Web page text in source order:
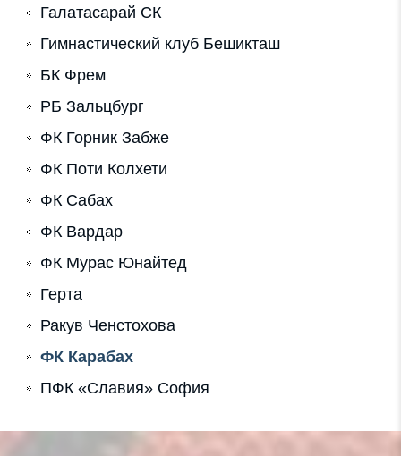
Галатасарай СК
Гимнастический клуб Бешикташ
БК Фрем
РБ Зальцбург
ФК Горник Забже
ФК Поти Колхети
ФК Сабах
ФК Вардар
ФК Мурас Юнайтед
Герта
Ракув Ченстохова
ФК Карабах
ПФК «Славия» София